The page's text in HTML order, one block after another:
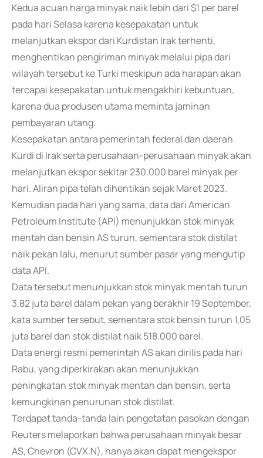
Kedua acuan harga minyak naik lebih dari $1 per barel
pada hari Selasa karena kesepakatan untuk
melanjutkan ekspor dari Kurdistan Irak terhenti,
menghentikan pengiriman minyak melalui pipa dari
wilayah tersebut ke Turki meskipun ada harapan akan
tercapai kesepakatan untuk mengakhiri kebuntuan,
karena dua produsen utama meminta jaminan
pembayaran utang.
Kesepakatan antara pemerintah federal dan daerah
Kurdi di Irak serta perusahaan-perusahaan minyak akan
melanjutkan ekspor sekitar 230.000 barel minyak per
hari. Aliran pipa telah dihentikan sejak Maret 2023.
Kemudian pada hari yang sama, data dari American
Petroleum Institute (API) menunjukkan stok minyak
mentah dan bensin AS turun, sementara stok distilat
naik pekan lalu, menurut sumber pasar yang mengutip
data API.
Data tersebut menunjukkan stok minyak mentah turun
3,82 juta barel dalam pekan yang berakhir 19 September,
kata sumber tersebut, sementara stok bensin turun 1,05
juta barel dan stok distilat naik 518.000 barel.
Data energi resmi pemerintah AS akan dirilis pada hari
Rabu, yang diperkirakan akan menunjukkan
peningkatan stok minyak mentah dan bensin, serta
kemungkinan penurunan stok distilat.
Terdapat tanda-tanda lain pengetatan pasokan dengan
Reuters melaporkan bahwa perusahaan minyak besar
AS, Chevron (CVX.N), hanya akan dapat mengekspor